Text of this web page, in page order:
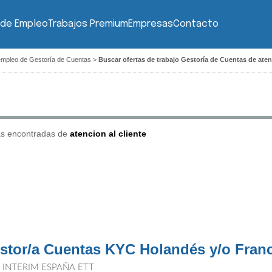
EmpleoTrabajos PremiumEmpresasContacto
de Gestoría de Cuentas > Buscar ofertas de trabajo Gestoría de Cuentas de
encontradas de atencion al cliente
a Cuentas KYC Holandés y/o
INTERIM ESPAÑA ETT